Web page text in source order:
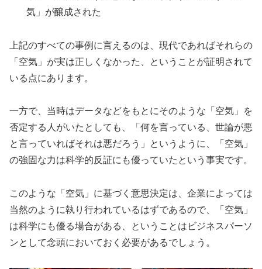
気」が醸成された
上記のすべての事例に言えるのは、現代であればそれらの
「空気」が実は正しくなかった、ということが証明されて
いる点にあります。
一方で、当時はデータなどをもとにそのような「空気」を
否定する人がいたとしても、「何を言っている、世論が悪
と言っていればそれは悪だろう」というように、「空気」
の強固な力は科学的反証にも優っていたという事実です。
このような「空気」に基づく意思決定は、企業によっては
当然のように執り行われているはずであるので、「空気」
は科学にも優る場合がある、ということはビジネスパーソ
ンとして念頭においておく必要があるでしょう。